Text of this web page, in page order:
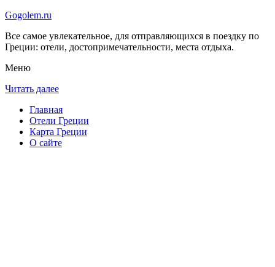
Gogolem.ru
Все самое увлекательное, для отправляющихся в поездку по
Греции: отели, достопримечательности, места отдыха.
Меню
Читать далее
Главная
Отели Греции
Карта Греции
О сайте